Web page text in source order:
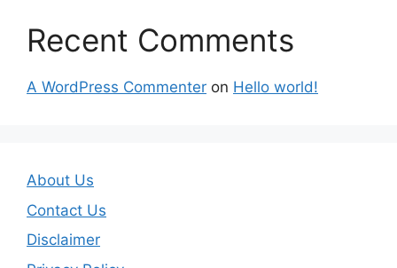
Recent Comments
A WordPress Commenter on Hello world!
About Us
Contact Us
Disclaimer